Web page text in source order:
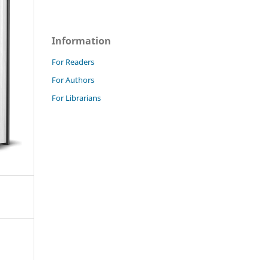
Information
For Readers
For Authors
For Librarians